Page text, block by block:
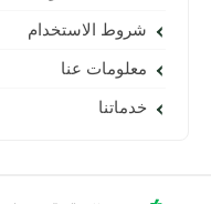
شروط الاستخدام
معلومات عنا
خدماتنا